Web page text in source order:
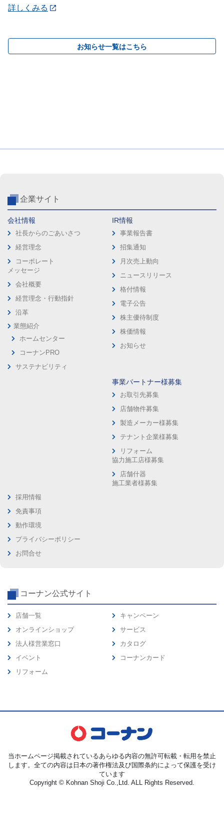
詳しくみる
お知らせ一覧はこちら
企業サイト
会社情報
社長からのごあいさつ
経営理念
コーポレート
メッセージ
会社概要
経営理念・行動指針
沿革
業態紹介
ホームセンター
コーナンPRO
サステナビリティ
IR情報
事業報告書
招集通知
月次売上動向
ニュースリリース
格付情報
電子公告
株主優待制度
株価情報
お知らせ
事業パートナー様募集
お取引先募集
店舗物件募集
製造メーカー様募集
テナント企業様募集
リフォーム
協力施工店様募集
店舗什器
施工業者様募集
採用情報
免責事項
動作環境
プライバシーポリシー
お問合せ
コーナン公式サイト
店舗一覧
オンラインショップ
法人様営業窓口
イベント
リフォーム
キャンペーン
サービス
カタログ
コーナンカード
当ホームページ掲載されているあらゆる内容の無許可転載・転用を禁止
します。全ての内容は日本の著作権法及び国際条約によって保護を受け
ています
Copyright © Kohnan Shoji Co.,Ltd. ALL Rights Reserved.